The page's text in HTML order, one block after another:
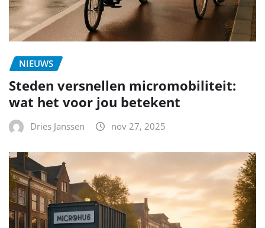
NIEUWS
Steden versnellen micromobiliteit:
wat het voor jou betekent
Dries Janssen nov 27, 2025